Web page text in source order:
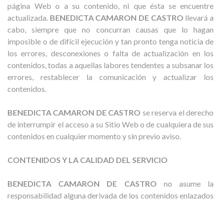
página Web o a su contenido, ni que ésta se encuentre
actualizada. BENEDICTA CAMARON DE CASTRO llevará a
cabo, siempre que no concurran causas que lo hagan
imposible o de difícil ejecución y tan pronto tenga noticia de
los errores, desconexiones o falta de actualización en los
contenidos, todas a aquellas labores tendentes a subsanar los
errores, restablecer la comunicación y actualizar los
contenidos.
BENEDICTA CAMARON DE CASTRO se reserva el derecho
de interrumpir el acceso a su Sitio Web o de cualquiera de sus
contenidos en cualquier momento y sin previo aviso.
CONTENIDOS Y LA CALIDAD DEL SERVICIO
BENEDICTA CAMARON DE CASTRO no asume la
responsabilidad alguna derivada de los contenidos enlazados